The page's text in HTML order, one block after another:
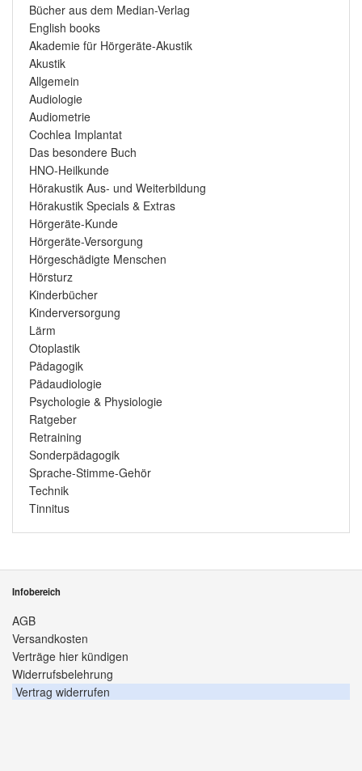
Bücher aus dem Median-Verlag
English books
Akademie für Hörgeräte-Akustik
Akustik
Allgemein
Audiologie
Audiometrie
Cochlea Implantat
Das besondere Buch
HNO-Heilkunde
Hörakustik Aus- und Weiterbildung
Hörakustik Specials & Extras
Hörgeräte-Kunde
Hörgeräte-Versorgung
Hörgeschädigte Menschen
Hörsturz
Kinderbücher
Kinderversorgung
Lärm
Otoplastik
Pädagogik
Pädaudiologie
Psychologie & Physiologie
Ratgeber
Retraining
Sonderpädagogik
Sprache-Stimme-Gehör
Technik
Tinnitus
Infobereich
AGB
Versandkosten
Verträge hier kündigen
Widerrufsbelehrung
Vertrag widerrufen